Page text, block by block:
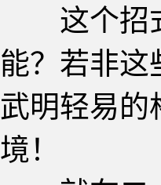
这个招式
能？若非这
武明轻易的
境！